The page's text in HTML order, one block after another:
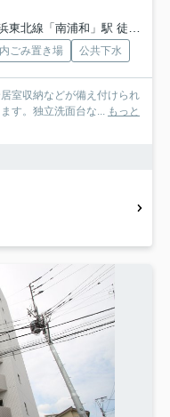
東北線「南浦和」駅 徒歩22分
ごみ置き場 公共下水
室収納などが備え付けられ
す。独立洗面台な...
もっと